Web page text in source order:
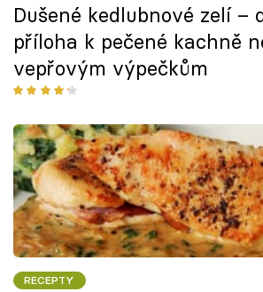
Dušené kedlubnové zelí –
příloha k pečené kachně
vepřovým výpečkům
RECEPTY